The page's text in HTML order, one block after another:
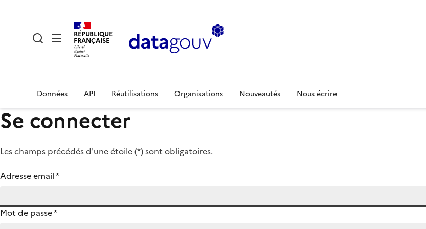
RÉPUBLIQUE
FRANÇAISE
Données API Réutilisations Organisations Nouveautés Nous écrire
Se connecter
Les champs précédés d'une étoile (*) sont obligatoires.
Adresse email*
Mot de passe*